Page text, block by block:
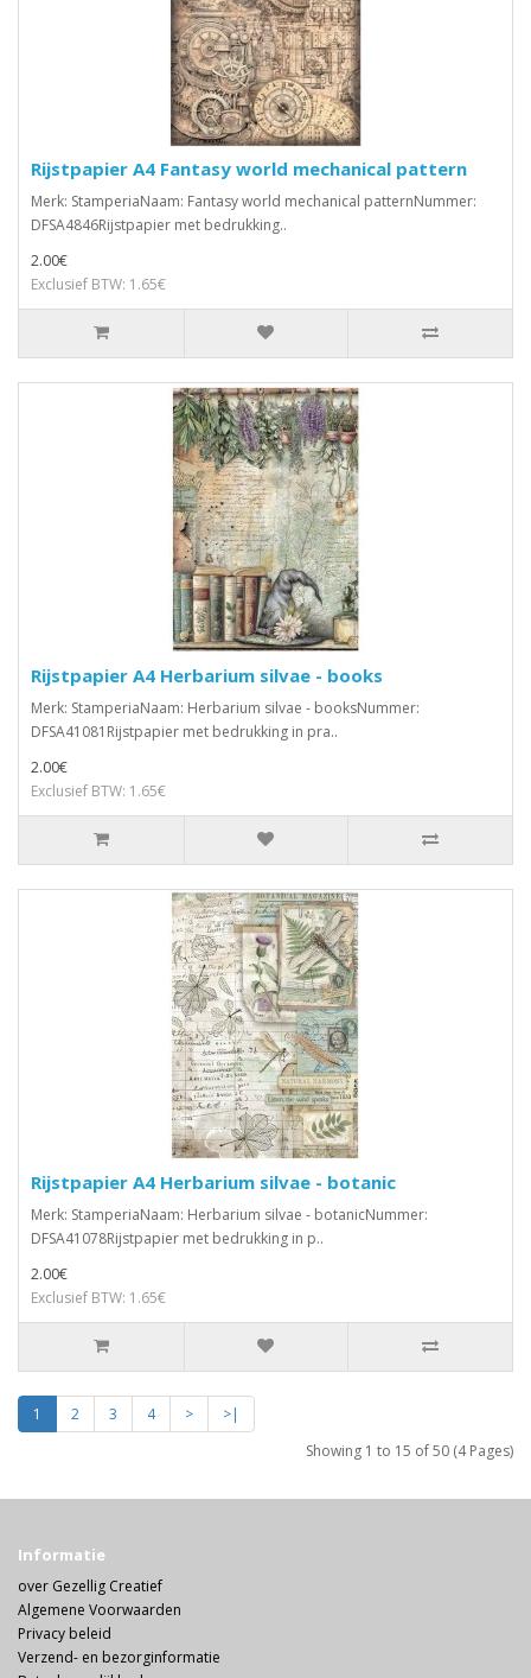
Rijstpapier A4 Fantasy world mechanical pattern
Merk: StamperiaNaam: Fantasy world mechanical patternNummer:
DFSA4846Rijstpapier met bedrukking..
2.00€
Exclusief BTW: 1.65€
Rijstpapier A4 Herbarium silvae - books
Merk: StamperiaNaam: Herbarium silvae - booksNummer:
DFSA41081Rijstpapier met bedrukking in pra..
2.00€
Exclusief BTW: 1.65€
Rijstpapier A4 Herbarium silvae - botanic
Merk: StamperiaNaam: Herbarium silvae - botanicNummer:
DFSA41078Rijstpapier met bedrukking in p..
2.00€
Exclusief BTW: 1.65€
1 2 3 4 >
>|
Showing 1 to 15 of 50 (4 Pages)
Informatie
over Gezellig Creatief
Algemene Voorwaarden
Privacy beleid
Verzend- en bezorginformatie